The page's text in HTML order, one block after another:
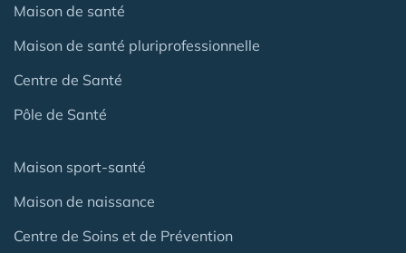
Maison de santé
Maison de santé pluriprofessionnelle
Centre de Santé
Pôle de Santé
Maison sport-santé
Maison de naissance
Centre de Soins et de Prévention